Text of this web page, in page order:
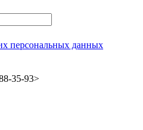
персональных данных
35-93>